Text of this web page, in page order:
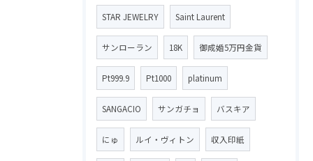
STAR JEWELRY Saint Laurent
サンローラン 18K 御成婚5万円金貨
Pt999.9 Pt1000 platinum
SANGACIO サンガチョ バスキア
にゅ ルイ・ヴィトン 収入印紙